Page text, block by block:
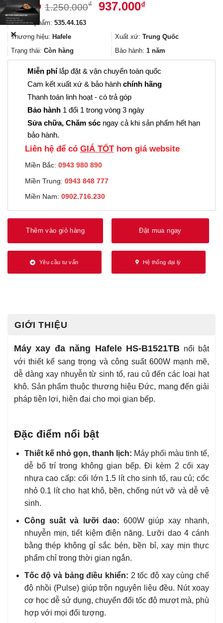
1.250.000₫
Giá
1.250.000₫.
937.000₫Giá
là:
937.000₫.
Mã sản phẩm: 535.44.163
Thương hiệu: Hafele Xuất xứ: Trung Quốc
Trạng thái: Còn hàng Bảo hành: 1 năm
Miễn phílắp đặt & vận chuyển toàn quốc
Cam kết xuất xứ & bảo hành chính hãng
Thanh toán linh hoạt - có trả góp
Bảo hành 1 đổi 1 trong vòng 3 ngày
Sửa chữa, Chăm sóc ngay cả khi sản phẩm hết hạn
bảo hành.
Liên hệ để có GIÁ TỐThơn giá website
Miền Bắc: 0943 980 890
Miền Trung: 0943 848 777
Miền Nam: 0902.716.230
Thêm vào giỏ hàng Đặt mua ngay
Yêu cầu tư vấn Hệ thống đại lý
GIỚI THIỆU
Máy xay đa năng Hafele HS-B1521TB nổi bật
với thiết kế sang trọng và công suất 600W mạnh mẽ,
dễ dàng xay nhuyễn từ sinh tố, rau củ đến các loại hạt
khô. Sản phẩm thuộc thương hiệu Đức, mang đến giải
pháp tiện lợi, hiện đại cho mọi gian bếp.
Đặc điểm nổi bật
Thiết kế nhỏ gọn, thanh lịch: Máy phối màu tinh tế,
dễ bố trí trong không gian bếp. Đi kèm 2 cối xay
nhựa cao cấp: cối lớn 1.5 lít cho sinh tố, rau củ; cốc
nhỏ 0.1 lít cho hạt khô, bền, chống nứt vỡ và dễ vệ
sinh.
Công suất và lưỡi dao: 600W giúp xay nhanh,
nhuyễn mịn, tiết kiệm điện năng. Lưỡi dao 4 cánh
bằng thép không gỉ sắc bén, bền bỉ, xay mịn thực
phẩm chỉ trong thời gian ngắn.
Tốc độ và bảng điều khiển: 2 tốc độ xay cùng chế
độ nhồi (Pulse) giúp trộn nguyên liệu đều. Nút xoay
cơ học dễ sử dụng, chuyển đổi tốc độ mượt mà, phù
hợp với mọi đối tượng.
✕